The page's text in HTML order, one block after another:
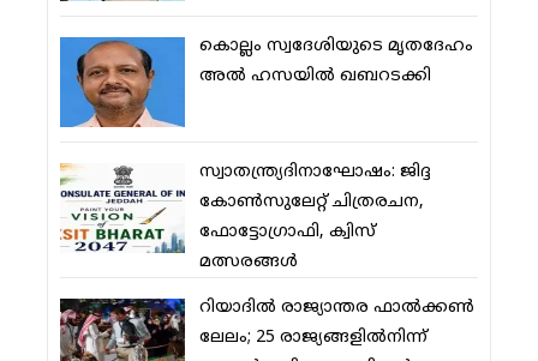
കൊല്ലം സ്വദേശിയുടെ മൃതദേഹം
അല്‍ ഹസയില്‍ ഖബറടക്കി
സ്വാതന്ത്ര്യദിനാഘോഷം: ജിദ്ദ
കോണ്‍സുലേറ്റ് ചിത്രരചന,
ഫോട്ടോഗ്രാഫി, ക്വിസ്
മത്സരങ്ങള്‍
റിയാദില്‍ രാജ്യാന്തര ഫാല്‍ക്കണ്‍
ലേലം; 25 രാജ്യങ്ങളില്‍നിന്ന്